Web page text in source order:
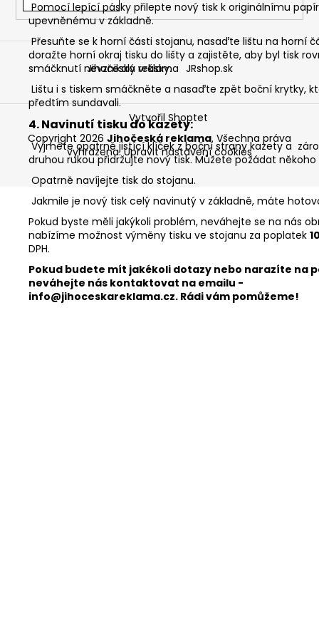
Pomocí lepící pásky přilepte nový tisk k originálnímu
upevněnému v základně.
Přesuňte se k horní části stojanu, nasaďte lištu na horní
doražte horní okraj tisku do lišty a zajistěte, aby byl tisk
smáčknutí nevznikaly vrásky.
Lištu i s tiskem smáčkněte a nasaďte zpět boční krytky,
předtím sundavali.
4. Navinutí tisku do kazety:
Vyjměte opatrně jistící klíček z boční strany kazety a
druhou rukou přidržujte nový tisk. Můžete požádat
Opatrně navíjejte tisk do stojanu.
Jakmile je nový tisk celý navinutý v základně, máte
Pokud byste měli jakýkoli problém, neváhejte se na nás
nabízíme možnost výměny tisku ve stojanu za poplatek
DPH.
Pokud budete mít jakékoli dotazy nebo narazíte na
neváhejte nás kontaktovat na emailu -
info@jihoceskareklama.cz. Rádi vám pomůžeme!
Jihočeská reklama JRshop.sk
Vytvořil Shoptet
Copyright 2026 Jihočeská reklama. Všechna práva
vyhrazena.Upravit nastavení cookies